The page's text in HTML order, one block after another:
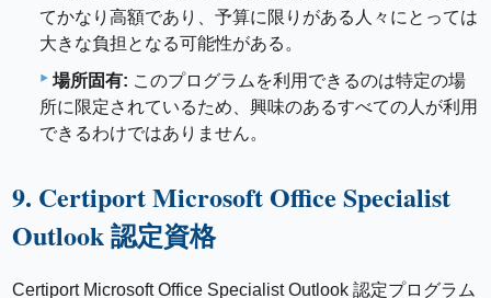
てかなり高額であり、予算に限りがある人々にとっては
大きな負担となる可能性がある。
場所固有: このプログラムを利用できるのは特定の場
所に限定されているため、興味のあるすべての人が利用
できるわけではありません。
9. Certiport Microsoft Office Specialist
Outlook 認定資格
Certiport Microsoft Office Specialist Outlook 認定プログラム